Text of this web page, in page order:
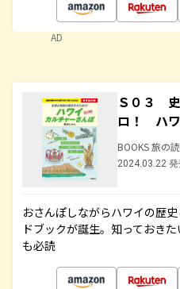
AD
Ｓ０３
ロ！ ハ
BOOKS 旅の
2024.03.22
おさんぽしながらハワイの歴
ドブックが誕生。知っておき
も必読